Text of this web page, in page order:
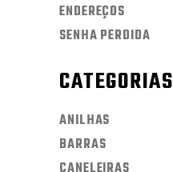
ENDEREÇOS
SENHA PERDIDA
CATEGORIAS
ANILHAS
BARRAS